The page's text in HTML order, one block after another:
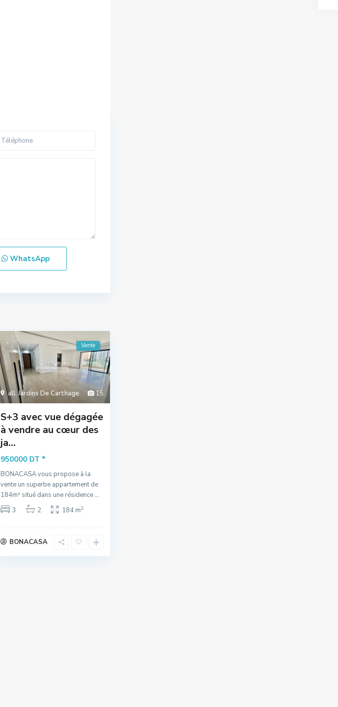
WhatsApp
15
all,Jardins De Carthage
Vente
S+3 avec vue dégagée
à vendre au cœur des
ja...
950000 DT *
BONACASA vous propose à la
vente un superbe appartement de
184m² situé dans une résidence...
3
2 184 m2
BONACASA